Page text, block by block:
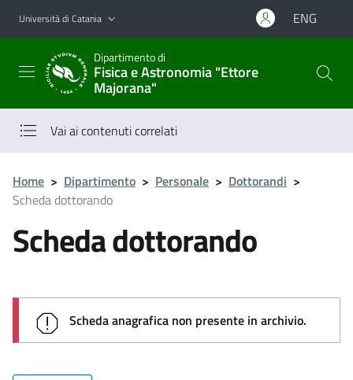
Vai al contenuto principale
Vai al menu di navigazione
Università di Catania ENG
Dipartimento di
Fisica e Astronomia "Ettore
Majorana"
Vai ai contenuti correlati
Home > Dipartimento > Personale > Dottorandi >
Scheda dottorando
Scheda dottorando
Scheda anagrafica non presente in archivio.